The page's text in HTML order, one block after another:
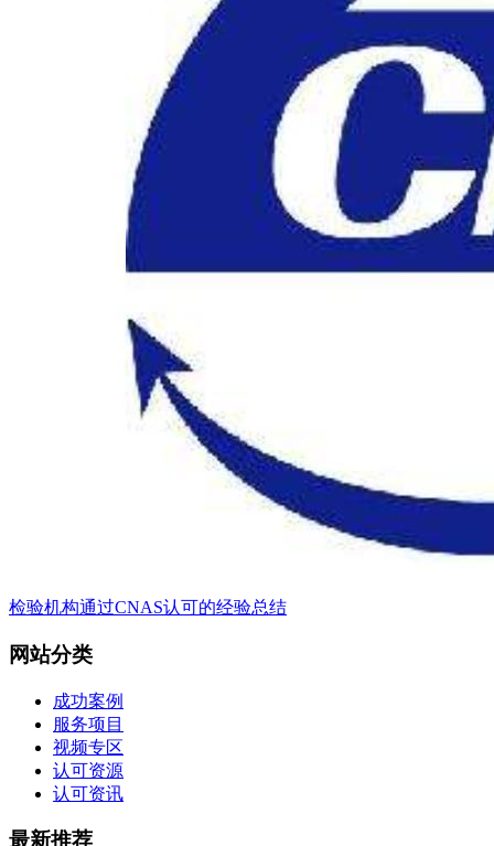
检验机构通过CNAS认可的经验总结
网站分类
成功案例
服务项目
视频专区
认可资源
认可资讯
最新推荐